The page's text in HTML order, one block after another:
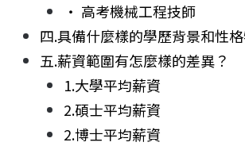
‧ 高考機械工程技師
四.具備什麼樣的學歷背景和性
五.薪資範圍有怎麼樣的差異？
1.大學平均薪資
2.碩士平均薪資
2.博士平均薪資